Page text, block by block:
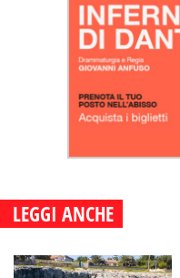
LEGGI ANCHE